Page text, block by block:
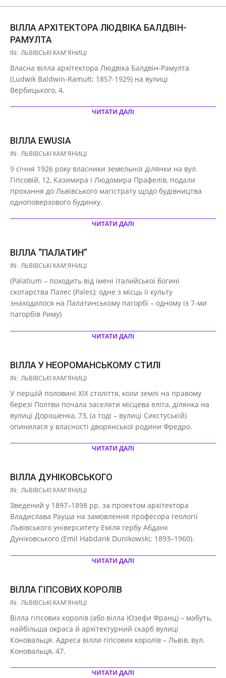
ВІЛЛА АРХІТЕКТОРА ЛЮДВІКА БАЛДВІН-
РАМУЛТА
2021-
29
IN: ЛЬВІВСЬКІ КАМ'ЯНИЦІ
Власна вілла архітектора Людвіка Балдвін-Рамулта
(Ludwik Baldwin-Ramułt; 1857-1929) на вулиці
Вербицького, 4.
ЧИТАТИ ДАЛІ
ВІЛЛА EWUSIA
2021-
29
IN: ЛЬВІВСЬКІ КАМ'ЯНИЦІ
9 січня 1926 року власники земельної ділянки на вул.
Гіпсовій, 12, Казимира і Людомира Прафелів, подали
прохання до Львівського магістрату щодо будівництва
одноповерхового будинку.
ЧИТАТИ ДАЛІ
ВІЛЛА “ПАЛАТИН”
2021-
29
IN: ЛЬВІВСЬКІ КАМ'ЯНИЦІ
(Palatium – походить від імені італийської богині
скотарства Палес (Pales); одне з місць її культу
знаходилося на Палатинському пагорбі – одному із 7-ми
пагорбів Риму)
ЧИТАТИ ДАЛІ
ВІЛЛА У НЕОРОМАНСЬКОМУ СТИЛІ
2021-
29
IN: ЛЬВІВСЬКІ КАМ'ЯНИЦІ
У першій половині ХІХ століття, коли землі на правому
березі Полтви почала заселяти місцева еліта, ділянка на
вулиці Дорошенка, 73, (а тоді – вулиці Сикстуській)
опинилася у власності дворянської родини Фредро.
ЧИТАТИ ДАЛІ
ВІЛЛА ДУНІКОВСЬКОГО
2021-
29
IN: ЛЬВІВСЬКІ КАМ'ЯНИЦІ
Зведений у 1897–1898 рр. за проектом архітектора
Владислава Рауша на замовлення професора геології
Львівського університету Еміля гербу Абданк
Дуніковського (Emil Habdank Dunikowski; 1893–1960).
ЧИТАТИ ДАЛІ
ВІЛЛА ГІПСОВИХ КОРОЛІВ
2021-
29
IN: ЛЬВІВСЬКІ КАМ'ЯНИЦІ
Вілла гіпсових королів (або вілла Юзефи Франц) – мабуть,
найбільша окраса й архітектурний скарб вулиці
Коновальця. Адреса вілли гіпсових королів – Львів, вул.
Коновальця, 47.
ЧИТАТИ ДАЛІ